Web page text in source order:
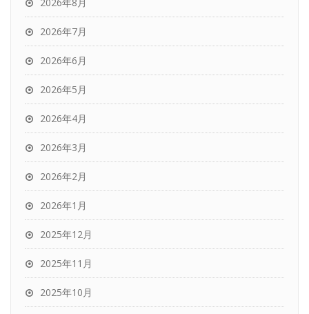
2026年7月
2026年6月
2026年5月
2026年4月
2026年3月
2026年2月
2026年1月
2025年12月
2025年11月
2025年10月